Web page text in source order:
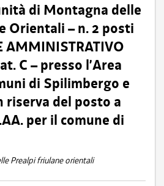
di Montagna delle
Orientali – n. 2 posti
AMMINISTRATIVO
C – presso l’Area
di Spilimbergo e
riserva del posto a
per il comune di
Prealpi friulane orientali